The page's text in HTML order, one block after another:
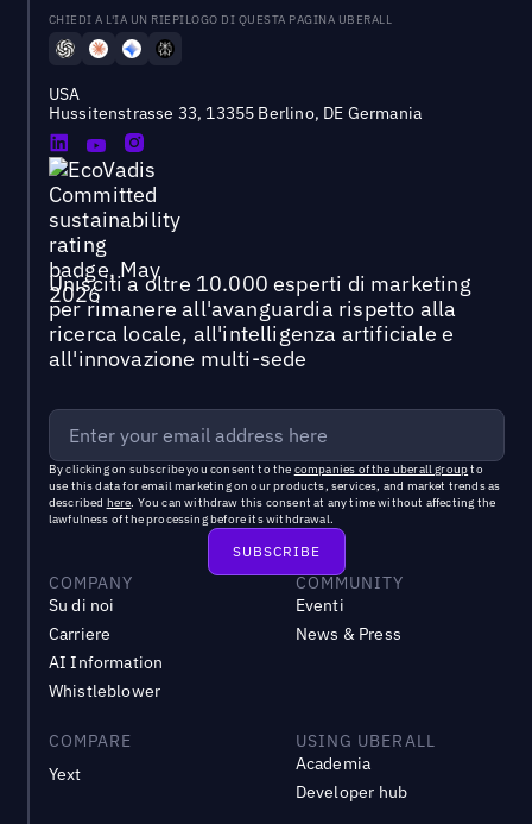
CHIEDI A L'IA UN RIEPILOGO DI QUESTA PAGINA UBERALL
USA
Hussitenstrasse 33, 13355 Berlino, DE Germania
Unisciti a oltre 10.000 esperti di marketing
per rimanere all'avanguardia rispetto alla
ricerca locale, all'intelligenza artificiale e
all'innovazione multi-sede
By clicking on subscribe you consent to the companies of the uberall groupto
use this data for email marketing on our products, services, and market trends as
described here. You can withdraw this consent at any time without affecting the
lawfulness of the processing before its withdrawal.
COMPANY
Su di noi
Carriere
AI Information
Whistleblower
COMMUNITY
Eventi
News & Press
COMPARE
Yext
USING UBERALL
Academia
Developer hub